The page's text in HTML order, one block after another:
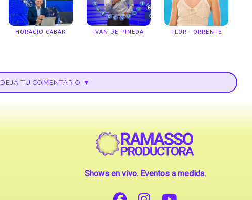
HORACIO CABAK IVÁN DE PINEDA FLOR TORRENTE
DEJÁ TU COMENTARIO ▼
Shows en vivo. Eventos a medida.